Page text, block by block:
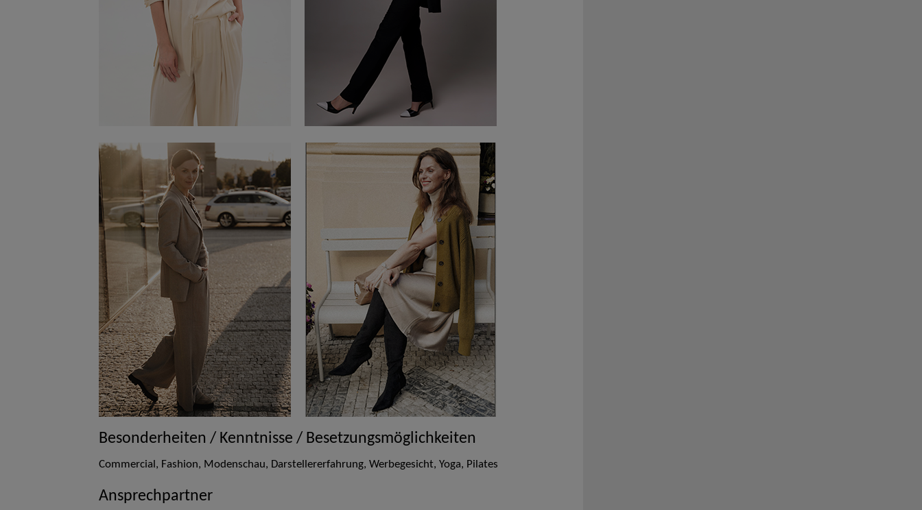
Besonderheiten / Kenntnisse / Besetzungsmöglichkeiten
Commercial, Fashion, Modenschau, Darstellererfahrung, Werbegesicht, Yoga, Pilates
Ansprechpartner